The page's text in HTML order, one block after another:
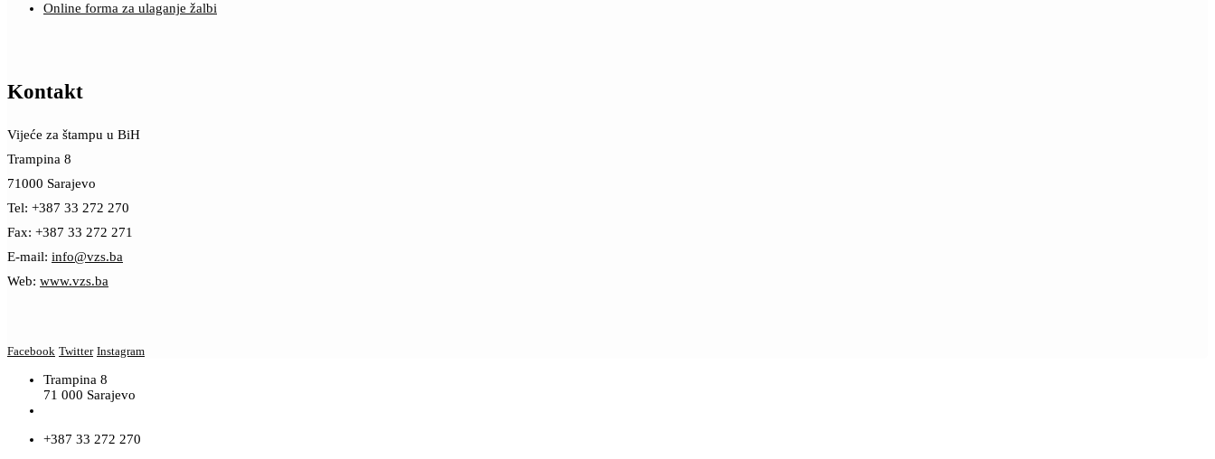
Online forma za ulaganje žalbi
Kontakt
Vijeće za štampu u BiH
Trampina 8
71000 Sarajevo
Tel: +387 33 272 270
Fax: +387 33 272 271
E-mail: info@vzs.ba
Web: www.vzs.ba
Facebook Twitter Instagram
Trampina 8
71 000 Sarajevo
+387 33 272 270